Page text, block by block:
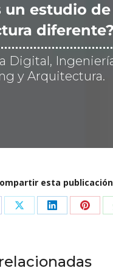
un estudio de
diferente?
Digital,
y Arquitectura.
esta publicación
Share Share Share